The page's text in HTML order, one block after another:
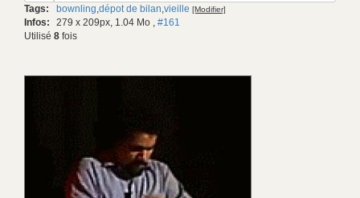
gif:
Tags: bownling,dépot de bilan,vieille [Modifier]
Infos: 279 x 209px, 1.04 Mo , #161
Utilisé 8 fois